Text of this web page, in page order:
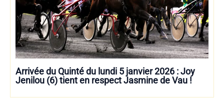
Arrivée du Quinté du lundi 5 janvier 2026 : Joy
Jenilou (6) tient en respect Jasmine de Vau !